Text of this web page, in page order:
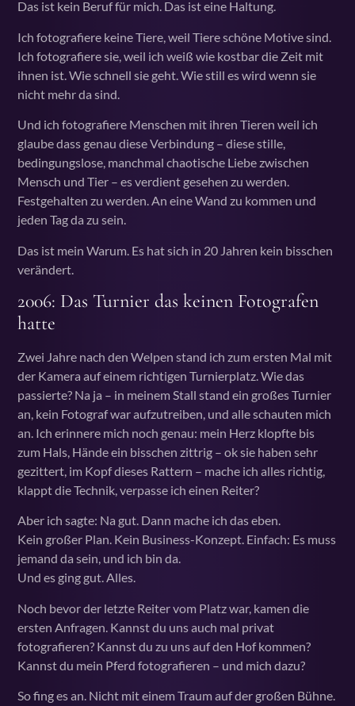
Das ist kein Beruf für mich. Das ist eine Haltung.
Ich fotografiere keine Tiere, weil Tiere schöne Motive sind.
Ich fotografiere sie, weil ich weiß wie kostbar die Zeit mit
ihnen ist. Wie schnell sie geht. Wie still es wird wenn sie
nicht mehr da sind.
Und ich fotografiere Menschen mit ihren Tieren weil ich
glaube dass genau diese Verbindung – diese stille,
bedingungslose, manchmal chaotische Liebe zwischen
Mensch und Tier – es verdient gesehen zu werden.
Festgehalten zu werden. An eine Wand zu kommen und
jeden Tag da zu sein.
Das ist mein Warum. Es hat sich in 20 Jahren kein bisschen
verändert.
2006: Das Turnier das keinen Fotografen
hatte
Zwei Jahre nach den Welpen stand ich zum ersten Mal mit
der Kamera auf einem richtigen Turnierplatz. Wie das
passierte? Na ja – in meinem Stall stand ein großes Turnier
an, kein Fotograf war aufzutreiben, und alle schauten mich
an. Ich erinnere mich noch genau: mein Herz klopfte bis
zum Hals, Hände ein bisschen zittrig – ok sie haben sehr
gezittert, im Kopf dieses Rattern – mache ich alles richtig,
klappt die Technik, verpasse ich einen Reiter?
Aber ich sagte: Na gut. Dann mache ich das eben.
Kein großer Plan. Kein Business-Konzept. Einfach: Es muss
jemand da sein, und ich bin da.
Und es ging gut. Alles.
Noch bevor der letzte Reiter vom Platz war, kamen die
ersten Anfragen. Kannst du uns auch mal privat
fotografieren? Kannst du zu uns auf den Hof kommen?
Kannst du mein Pferd fotografieren – und mich dazu?
So fing es an. Nicht mit einem Traum auf der großen Bühne.